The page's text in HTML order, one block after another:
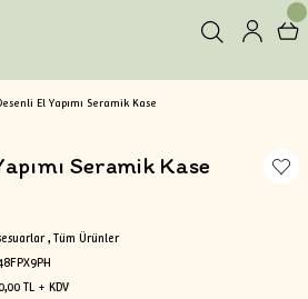
El Yapımı Seramik Kase
Seramik Kase
, Tüm Ürünler
TL + KDV